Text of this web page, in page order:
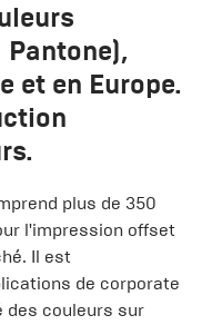
et en Europe.
plus de 350
l'impression offset
Il est
de corporate
des couleurs sur